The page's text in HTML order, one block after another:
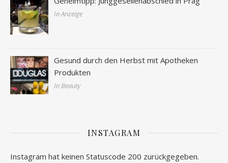
In Anzeige
Gesund durch den Herbst mit Apotheken
Produkten
In Beauty
INSTAGRAM
Instagram hat keinen Statuscode 200 zurückgegeben.